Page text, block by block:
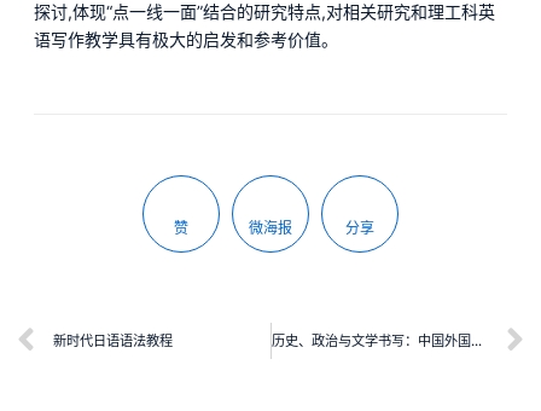
探讨,体现“点一线一面”结合的研究特点,对相关研究和理工科英
语写作教学具有极大的启发和参考价值。
赞 微海报 分享
新时代日语语法教程 历史、政治与文学书写：中国外国文学学会英语文学研究分会第五届年会论文选集